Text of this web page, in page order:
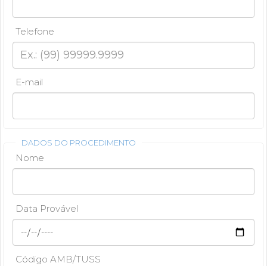
Telefone
E-mail
DADOS DO PROCEDIMENTO
Nome
Data Provável
Código AMB/TUSS